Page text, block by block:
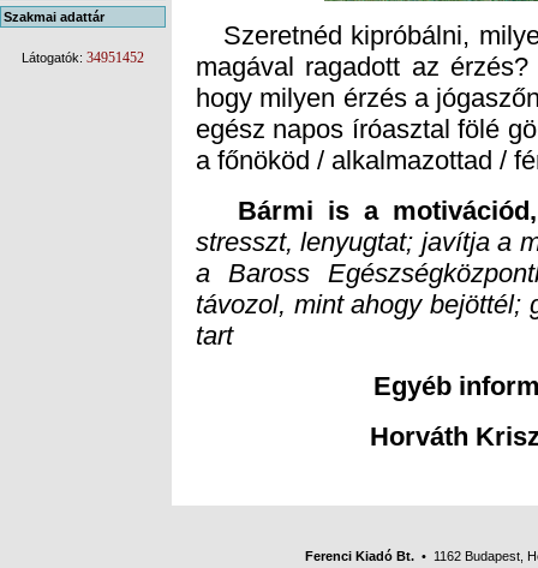
Szakmai adattár
Látogatók: 34951452
Szeretnéd kipróbálni,
magával ragadott az
hogy milyen érzés a
egész napos íróasztal fölé
a főnököd / alkalmazottad /
Bármi is a
stresszt, lenyugtat; javítja a
a Baross
tart
Egyéb
Horváth
Ferenci Kiadó Bt. • 1162 Budapest,